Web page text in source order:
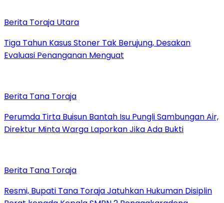
Berita Toraja Utara
Tiga Tahun Kasus Stoner Tak Berujung, Desakan
Evaluasi Penanganan Menguat
Berita Tana Toraja
Perumda Tirta Buisun Bantah Isu Pungli Sambungan Air,
Direktur Minta Warga Laporkan Jika Ada Bukti
Berita Tana Toraja
Resmi, Bupati Tana Toraja Jatuhkan Hukuman Disiplin